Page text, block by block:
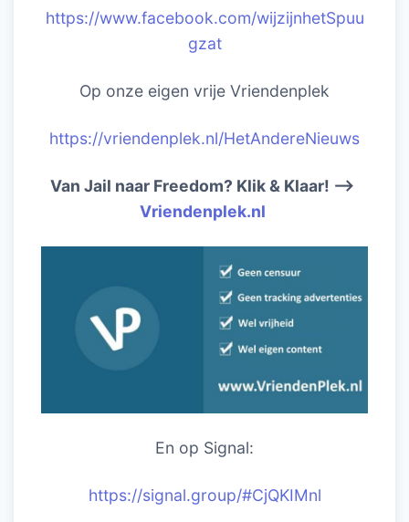
https://www.facebook.com/wijzijnhetSpuu
gzat
Op onze eigen vrije Vriendenplek
https://vriendenplek.nl/HetAndereNieuws
Van Jail naar Freedom? Klik & Klaar! –>
Vriendenplek.nl
En op Signal:
https://signal.group/#CjQKIMnl